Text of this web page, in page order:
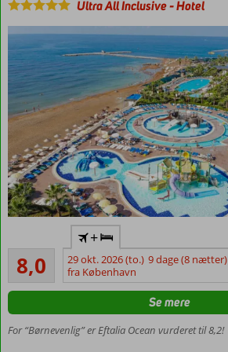
Mulighed
for
værelse
med
swim-up
Værelser
med
Ultra All Inclusive-Hotel
til
Gazipasa
Flere
Moderne
8,0
Meget godt
160
anmeldelser
+
29 okt. 2026 (to.) 9 dage (8 nætter)
fra København
For “Børnevenlig” er Eftalia Ocean vurderet til 8,2!
Se mere